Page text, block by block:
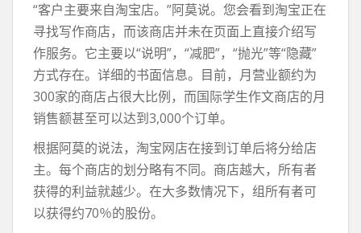
“客户主要来自淘宝店。”阿莫说。您会看到淘宝正在
寻找写作商店，而该商店并未在页面上直接介绍写
作服务。它主要以“说明”，“减肥”，“抛光”等“隐藏”
方式存在。详细的书面信息。目前，月营业额约为
300家的商店占很大比例，而国际学生作文商店的月
销售额甚至可以达到3,000个订单。
根据阿莫的说法，淘宝网店在接到订单后将分给店
主。每个商店的划分略有不同。商店越大，所有者
获得的利益就越少。在大多数情况下，组所有者可
以获得约70％的股份。